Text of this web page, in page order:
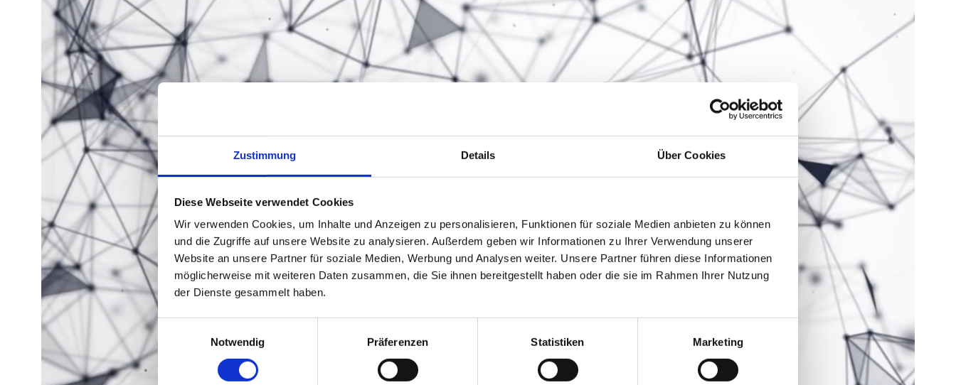
Zustimmung Details Über Cookies
Diese Webseite verwendet Cookies
Wir verwenden Cookies, um Inhalte und Anzeigen zu personalisieren, Funktionen für soziale Medien anbieten zu können
und die Zugriffe auf unsere Website zu analysieren. Außerdem geben wir Informationen zu Ihrer Verwendung unserer
Website an unsere Partner für soziale Medien, Werbung und Analysen weiter. Unsere Partner führen diese Informationen
möglicherweise mit weiteren Daten zusammen, die Sie ihnen bereitgestellt haben oder die sie im Rahmen Ihrer Nutzung
der Dienste gesammelt haben.
Einwilligungsauswahl
Notwendig
Präferenzen Statistiken Marketing